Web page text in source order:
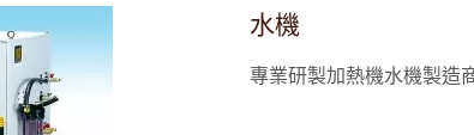
水機
專業研製加熱機水機製造